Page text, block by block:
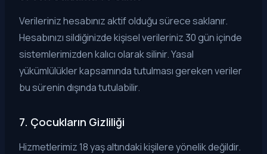
Verileriniz hesabınız aktif olduğu sürece saklanır.
Hesabınızı sildiğinizde kişisel verileriniz 30 gün içinde
sistemlerimizden kalıcı olarak silinir. Yasal
yükümlülükler kapsamında tutulması gereken veriler
bu sürenin dışında tutulabilir.
7. Çocukların Gizliliği
Hizmetlerimiz 18 yaş altındaki kişilere yönelik değildir.